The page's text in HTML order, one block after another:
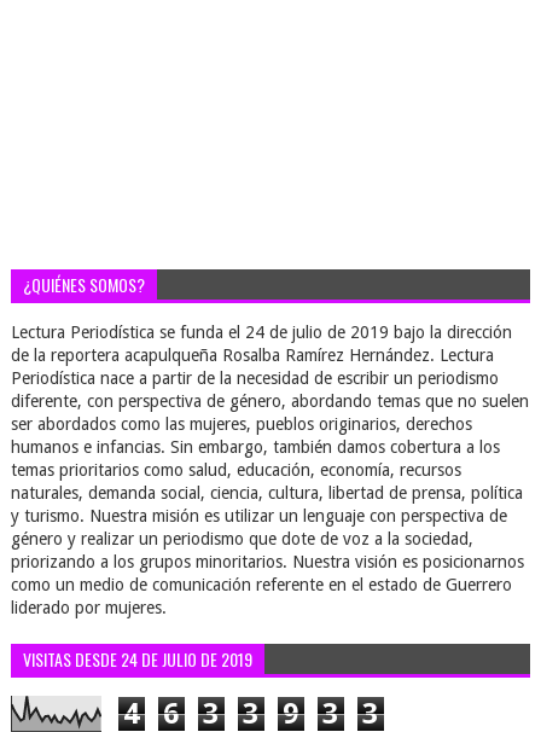
¿QUIÉNES SOMOS?
Lectura Periodística se funda el 24 de julio de 2019 bajo la dirección
de la reportera acapulqueña Rosalba Ramírez Hernández. Lectura
Periodística nace a partir de la necesidad de escribir un periodismo
diferente, con perspectiva de género, abordando temas que no suelen
ser abordados como las mujeres, pueblos originarios, derechos
humanos e infancias. Sin embargo, también damos cobertura a los
temas prioritarios como salud, educación, economía, recursos
naturales, demanda social, ciencia, cultura, libertad de prensa, política
y turismo. Nuestra misión es utilizar un lenguaje con perspectiva de
género y realizar un periodismo que dote de voz a la sociedad,
priorizando a los grupos minoritarios. Nuestra visión es posicionarnos
como un medio de comunicación referente en el estado de Guerrero
liderado por mujeres.
VISITAS DESDE 24 DE JULIO DE 2019
4 6 3 3 9 3 3